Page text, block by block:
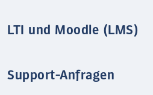
LTI und Moodle (LMS)
Support-Anfragen